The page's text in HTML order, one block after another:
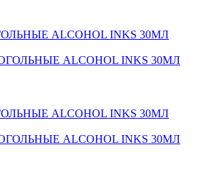
ALCOHOL INKS 30МЛ
ALCOHOL INKS 30МЛ